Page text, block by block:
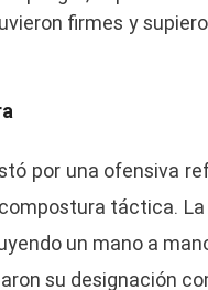
firmes y
por una ofensiva
táctica.
un mano a
su designación